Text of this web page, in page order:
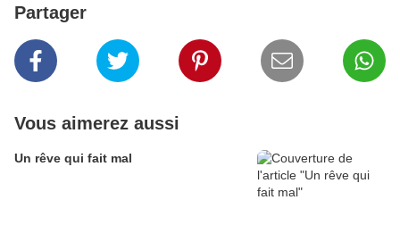
Partager
Vous aimerez aussi
Un rêve qui fait mal